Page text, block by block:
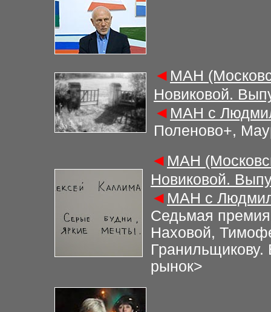
◄ МАН
Новиковой.
◄ МАН с
Поленово+,
◄ МАН
Новиковой.
◄ МАН с
Седьмая
Наховой,
рынок>